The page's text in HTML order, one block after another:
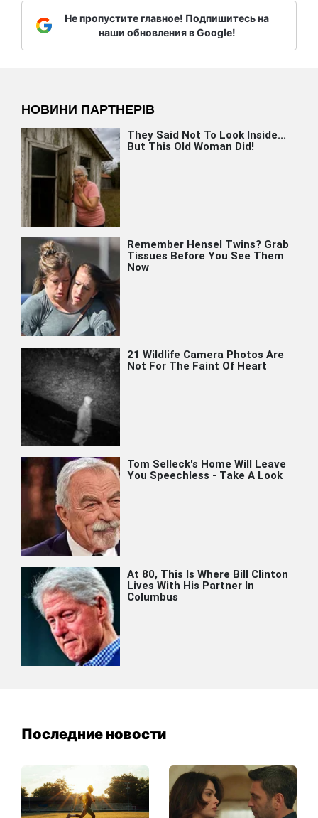
Не пропустите главное! Подпишитесь на
наши обновления в Google!
Последние новости